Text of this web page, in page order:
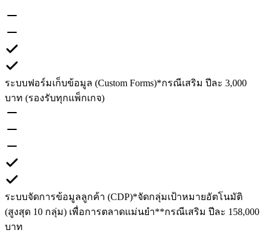
ระบบฟอร์มเก็บข้อมูล (Custom Forms)*กรณีเสริม ปีละ 3,000
บาท (รองรับทุกแพ็กเกจ)
ระบบจัดการข้อมูลลูกค้า (CDP)*จัดกลุ่มเป้าหมายอัตโนมัติ
(สูงสุด 10 กลุ่ม) เพื่อการตลาดแม่นยำ**กรณีเสริม ปีละ 158,000
บาท